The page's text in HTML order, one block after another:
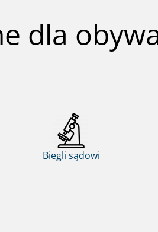
dla
Biegli sądowi